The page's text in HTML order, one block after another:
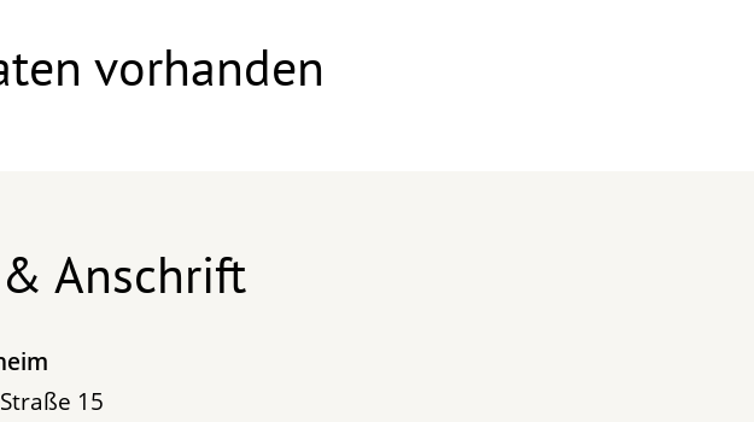
vorhanden
Anschrift
15